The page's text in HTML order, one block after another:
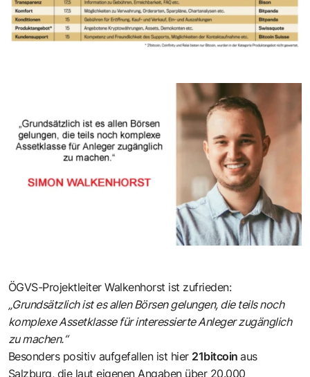
ÖGVS-Projektleiter Walkenhorst ist zufrieden:
„Grundsätzlich ist es allen Börsen gelungen, die teils noch
komplexe Assetklasse für interessierte Anleger zugänglich
zu machen.“
Besonders positiv aufgefallen ist hier 21bitcoinaus
Salzburg, die laut eigenen Angaben über 20.000